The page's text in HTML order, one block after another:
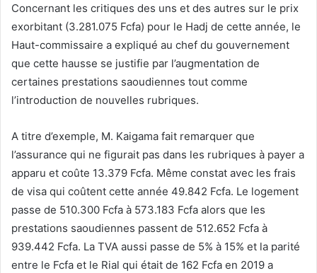
Concernant les critiques des uns et des autres sur le prix
exorbitant (3.281.075 Fcfa) pour le Hadj de cette année, le
Haut-commissaire a expliqué au chef du gouvernement
que cette hausse se justifie par l’augmentation de
certaines prestations saoudiennes tout comme
l’introduction de nouvelles rubriques.
A titre d’exemple, M. Kaigama fait remarquer que
l’assurance qui ne figurait pas dans les rubriques à payer a
apparu et coûte 13.379 Fcfa. Même constat avec les frais
de visa qui coûtent cette année 49.842 Fcfa. Le logement
passe de 510.300 Fcfa à 573.183 Fcfa alors que les
prestations saoudiennes passent de 512.652 Fcfa à
939.442 Fcfa. La TVA aussi passe de 5% à 15% et la parité
entre le Fcfa et le Rial qui était de 162 Fcfa en 2019 a